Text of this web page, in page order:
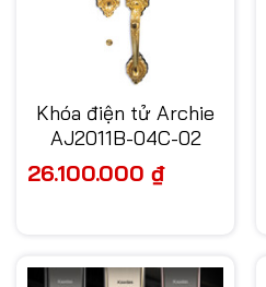
Khóa điện tử Archie
AJ2011B-04C-02
26.100.000 ₫